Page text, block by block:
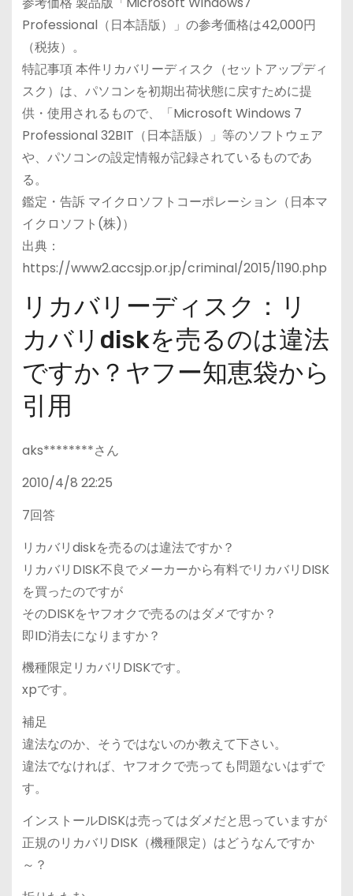
Professional（日本語版）」の参考価格は42,000円
（税抜）。
特記事項 本件リカバリーディスク（セットアップディ
スク）は、パソコンを初期出荷状態に戻すために提
供・使用されるもので、「Microsoft Windows 7
Professional 32BIT（日本語版）」等のソフトウェア
や、パソコンの設定情報が記録されているものであ
る。
鑑定・告訴 マイクロソフトコーポレーション（日本マ
イクロソフト(株)）
出典：
https://www2.accsjp.or.jp/criminal/2015/1190.php
リカバリーディスク：リ
カバリdiskを売るのは違法
ですか？ヤフー知恵袋から
引用
aks********さん
2010/4/8 22:25
7回答
リカバリdiskを売るのは違法ですか？
リカバリDISK不良でメーカーから有料でリカバリDISK
を買ったのですが
そのDISKをヤフオクで売るのはダメですか？
即ID消去になりますか？
機種限定リカバリDISKです。
xpです。
補足
違法なのか、そうではないのか教えて下さい。
違法でなければ、ヤフオクで売っても問題ないはずで
す。
インストールDISKは売ってはダメだと思っていますが
正規のリカバリDISK（機種限定）はどうなんですか
～？